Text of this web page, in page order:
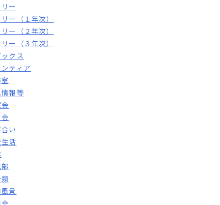
ー
ー（１年次）
ー（２年次）
ー（３年次）
ックス
ティア
報等
い
活
景